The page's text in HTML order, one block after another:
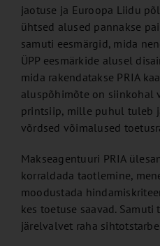
jaotuse ja Euroopa Liidu
ühtsed alused pannakse
samuti eesmärgid, mida
ÜPP eesmärkide alusel
mida rakendatakse PRIA
aluspõhimõte on siinkohal
printsiip, mille puhul tuleb
võrdsed võimalused
Makseagentuuri PRIA
korraldada taotlemine,
moodustada
kes toetuse saavad.
järelvalvet raha